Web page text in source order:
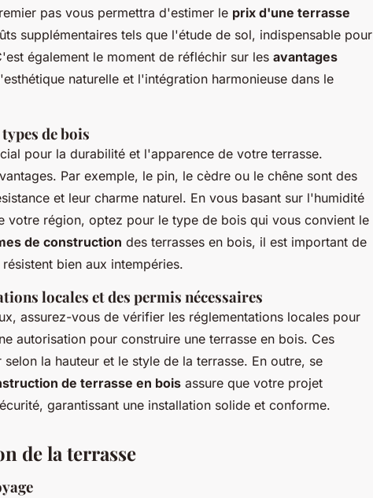
pas vous permettra d'estimer le prix d'une terrasse
supplémentaires tels que l'étude de sol, indispensable pour
également le moment de réfléchir sur les avantages
naturelle et l'intégration harmonieuse dans le
de bois
pour la durabilité et l'apparence de votre terrasse.
Par exemple, le pin, le cèdre ou le chêne sont des
et leur charme naturel. En vous basant sur l'humidité
votre région, optez pour le type de bois qui vous convient le
de construction des terrasses en bois, il est important de
bien aux intempéries.
locales et des permis nécessaires
assurez-vous de vérifier les réglementations locales pour
autorisation pour construire une terrasse en bois. Ces
la hauteur et le style de la terrasse. En outre, se
de terrasse en bois assure que votre projet
garantissant une installation solide et conforme.
de la terrasse